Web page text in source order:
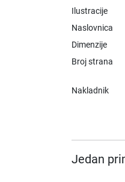
Ilustracije
Naslovnica
Dimenzije
Broj strana
Nakladnik
Jedan